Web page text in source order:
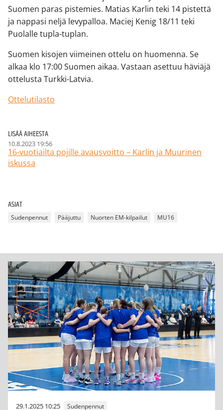
Suomen paras pistemies. Matias Karlin teki 14 pistettä
ja nappasi neljä levypalloa. Maciej Kenig 18/11 teki
Puolalle tupla-tuplan.
Suomen kisojen viimeinen ottelu on huomenna. Se
alkaa klo 17:00 Suomen aikaa. Vastaan asettuu häviäjä
ottelusta Turkki-Latvia.
Ottelutilasto
LISÄÄ AIHEESTA
10.8.2023 19:56
16-vuotiailta pojille avausvoitto – Karlin ja Muurinen
iskussa
ASIAT
Sudenpennut Pääjuttu Nuorten EM-kilpailut MU16
29.1.2025 10:25 Sudenpennut